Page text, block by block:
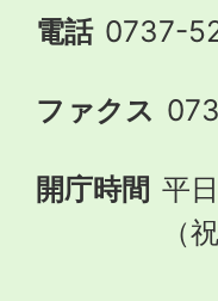
電話 0737-
ファクス
開庁時間 平
（